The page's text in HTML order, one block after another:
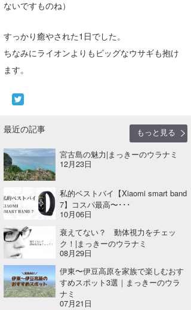
ないですものね）
すっかり癒やされた1日でした。
ちなみにライオンよりもビッグなウサギも抱け
ます。
最近の記事
もっと見る
宮古島の魅力|まっきーのウラナミ
12月23日
私的ベストバイ【Xiaomi smart band
7】コスパ最高〜･･･
10月06日
衰えてない？ 動体視力をチェッ
ク！|まっきーのウラナミ
08月29日
伊東〜伊豆高原を家族で楽しむおす
すめスポット3選｜まっきーのウラ
ナミ
07月21日